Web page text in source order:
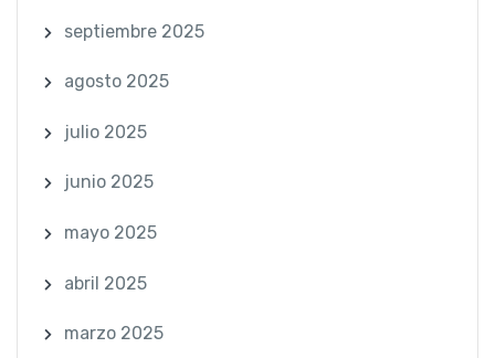
septiembre 2025
agosto 2025
julio 2025
junio 2025
mayo 2025
abril 2025
marzo 2025